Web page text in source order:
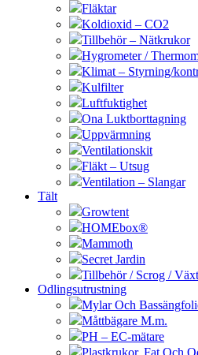
Fläktar
Koldioxid – CO2
Tillbehör – Nätkrukor
Hygrometer /
Klimat – Styrning/
Kulfilter
Luftfuktighet
Ona Luktborttagning
Uppvärmning
Ventilationskit
Fläkt – Utsug
Ventilation – Slangar
Tält
Growtent
HOMEbox®
Mammoth
Secret Jardin
Tillbehör / Scrog /
Odlingsutrustning
Mylar Och
Måttbägare M.m.
PH – EC-mätare
Plastkrukor, Fat Och